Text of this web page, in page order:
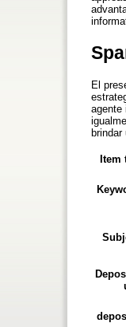
El
agente
Item